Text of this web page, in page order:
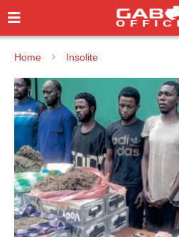
Home Insolite